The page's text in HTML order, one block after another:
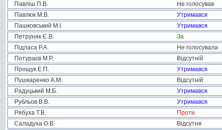
Павліш П.В.
Не голосував
Павлюк М.В.
Утримався
Пашковський М.І.
Утримався
Петруняк Є.В.
За
Підласа Р.А.
Не голосувала
Потураєв М.Р.
Відсутній
Прощук Е.П.
Утримався
Пушкаренко А.М.
Відсутній
Радуцький М.Б.
Утримався
Рубльов В.В.
Утримався
Рябуха Т.В.
Проти
Саладуха О.В.
Відсутня